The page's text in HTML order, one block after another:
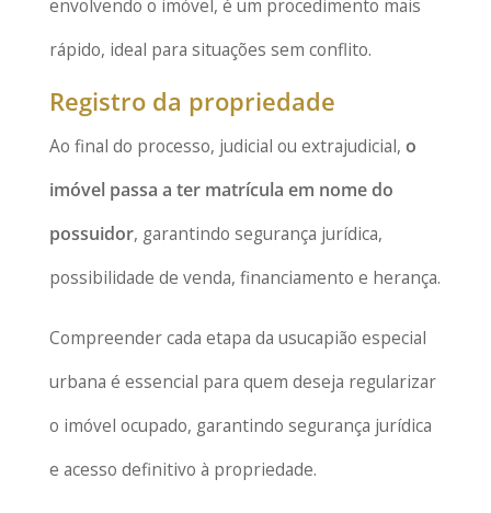
envolvendo o imóvel, é um procedimento mais
rápido, ideal para situações sem conflito.
Registro da propriedade
Ao final do processo, judicial ou extrajudicial, o
imóvel passa a ter matrícula em nome do
possuidor, garantindo segurança jurídica,
possibilidade de venda, financiamento e herança.
Compreender cada etapa da usucapião especial
urbana é essencial para quem deseja regularizar
o imóvel ocupado, garantindo segurança jurídica
e acesso definitivo à propriedade.